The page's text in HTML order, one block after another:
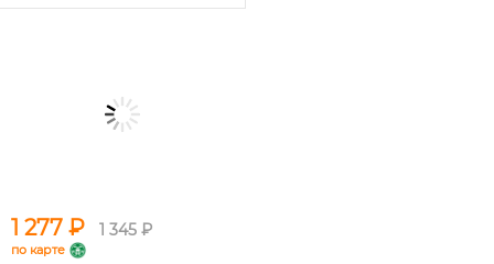
1 277 ₽ 1 345 ₽
по карте